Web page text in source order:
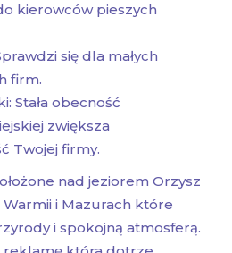
kierowców pieszych
się dla małych
firm.
Stała obecność
zwiększa
Twojej firmy.
nad jeziorem Orzysz
i Mazurach które
i spokojną atmosferą.